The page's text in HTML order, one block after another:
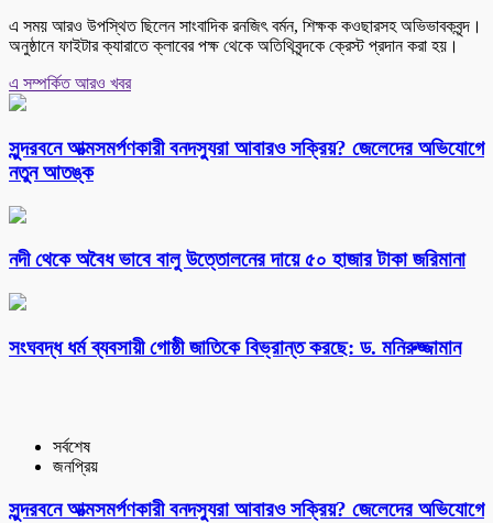
এ সময় আরও উপস্থিত ছিলেন সাংবাদিক রনজিৎ বর্মন, শিক্ষক কওছারসহ অভিভাবকবৃন্দ।
অনুষ্ঠানে ফাইটার ক্যারাতে ক্লাবের পক্ষ থেকে অতিথিবৃন্দকে ক্রেস্ট প্রদান করা হয়।
এ সম্পর্কিত আরও খবর
সুন্দরবনে আত্মসমর্পণকারী বনদস্যুরা আবারও সক্রিয়? জেলেদের অভিযোগে
নতুন আতঙ্ক
নদী থেকে অবৈধ ভাবে বালু উত্তোলনের দায়ে ৫০ হাজার টাকা জরিমানা
সংঘবদ্ধ ধর্ম ব্যবসায়ী গোষ্ঠী জাতিকে বিভ্রান্ত করছে: ড. মনিরুজ্জামান
সর্বশেষ
জনপ্রিয়
সুন্দরবনে আত্মসমর্পণকারী বনদস্যুরা আবারও সক্রিয়? জেলেদের অভিযোগে